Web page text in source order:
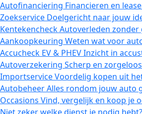
Autofinanciering Financieren en
Zoekservice Doelgericht naar jouw
KentekencheckAutoverleden zonder
Aankoopkeuring Weten wat voor
Accucheck EV & PHEVInzicht in
Autoverzekering Scherp en
ImportserviceVoordelig kopen uit
AutobeheerAlles rondom jouw auto
Occasions Vind, vergelijk en koop je